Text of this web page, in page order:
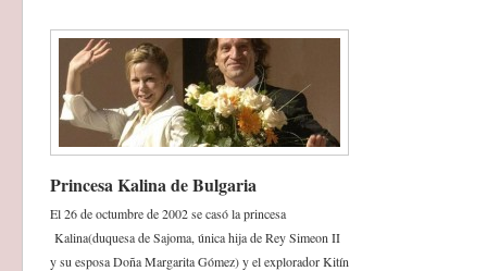
Princesa Kalina de Bulgaria
El 26 de octumbre de 2002 se casó la princesa
Kalina(duquesa de Sajoma, única hija de Rey Simeon II
y su esposa Doña Margarita Gómez) y el explorador Kitín